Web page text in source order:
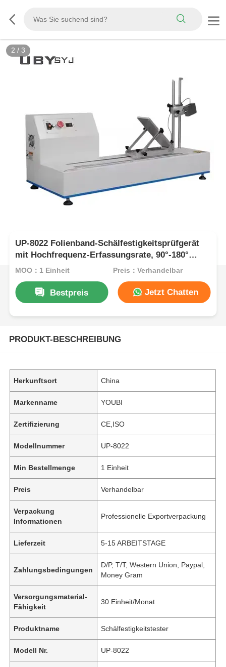
3 / 3
UP-8022 Folienband-Schälfestigkeitsprüfgerät
mit Hochfrequenz-Erfassungsrate, 90°-180°
einstellbarem Winkel und ±0,5 %
MOQ：1 Einheit Preis：Verhandelbar
Bestpreis Jetzt Chatten
PRODUKT-BESCHREIBUNG
Herkunftsort China
Markenname YOUBI
Zertifizierung CE,ISO
Modellnummer UP-8022
Min Bestellmenge 1 Einheit
Preis Verhandelbar
Verpackung
Informationen
Professionelle Exportverpackung
Lieferzeit 5-15 ARBEITSTAGE
Zahlungsbedingungen
D/P, T/T, Western Union, Paypal,
Money Gram
Versorgungsmaterial-
Fähigkeit
30 Einheit/Monat
Produktname Schälfestigkeitstester
Modell Nr. UP-8022